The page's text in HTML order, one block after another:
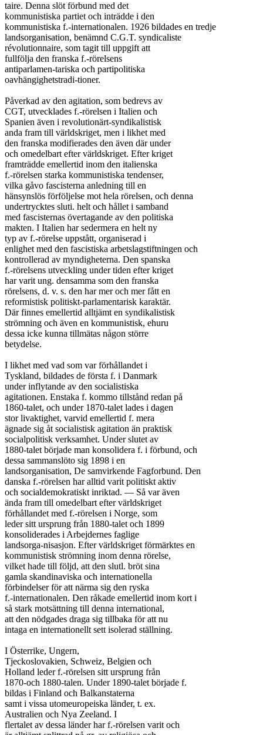
taire. Denna slöt förbund med det
kommunistiska partiet och inträdde i den
kommunistiska f.-internationalen. 1926 bildades en tredje
landsorganisation, benämnd C.G.T. syndicaliste
révolutionnaire, som tagit till uppgift att
fullfölja den franska f.-rörelsens
antiparlamen-tariska och partipolitiska
oavhängighetstradi-tioner.
Påverkad av den agitation, som bedrevs av
CGT, utvecklades f.-rörelsen i Italien och
Spanien även i revolutionärt-syndikalistisk
anda fram till världskriget, men i likhet med
den franska modifierades den även där under
och omedelbart efter världskriget. Efter kriget
framträdde emellertid inom den italienska
f.-rörelsen starka kommunistiska tendenser,
vilka gåvo fascisterna anledning till en
hänsynslös förföljelse mot hela rörelsen, och denna
undertrycktes sluti. helt och hållet i samband
med fascisternas övertagande av den politiska
makten. I Italien har sedermera en helt ny
typ av f.-rörelse uppstått, organiserad i
enlighet med den fascistiska arbetslagstiftningen och
kontrollerad av myndigheterna. Den spanska
f.-rörelsens utveckling under tiden efter kriget
har varit ung. densamma som den franska
rörelsens, d. v. s. den har mer och mer fått en
reformistisk politiskt-parlamentarisk karaktär.
Där finnes emellertid alltjämt en syndikalistisk
strömning och även en kommunistisk, ehuru
dessa icke kunna tillmätas någon större
betydelse.
I likhet med vad som var förhållandet i
Tyskland, bildades de första f. i Danmark
under inflytande av den socialistiska
agitationen. Enstaka f. kommo tillstånd redan på
1860-talet, och under 1870-talet lades i dagen
stor livaktighet, varvid emellertid f. mera
ägnade sig åt socialistisk agitation än praktisk
socialpolitisk verksamhet. Under slutet av
1880-talet började man konsolidera f. i förbund, och
dessa sammanslöto sig 1898 i en
landsorganisation, De samvirkende Fagforbund. Den
danska f.-rörelsen har alltid varit politiskt aktiv
och socialdemokratiskt inriktad. — Så var även
ända fram till omedelbart efter världskriget
förhållandet med f.-rörelsen i Norge, som
leder sitt ursprung från 1880-talet och 1899
konsoliderades i Arbejdernes faglige
landsorga-nisasjon. Efter världskriget förmärktes en
kommunistisk strömning inom denna rörelse,
vilket hade till följd, att den slutl. bröt sina
gamla skandinaviska och internationella
förbindelser för att närma sig den ryska
f.-internationalen. Den råkade emellertid inom kort i
så stark motsättning till denna international,
att den nödgades draga sig tillbaka för att nu
intaga en internationellt sett isolerad ställning.
I Österrike, Ungern,
Tjeckoslovakien, Schweiz, Belgien och
Holland leder f.-rörelsen sitt ursprung från
1870-och 1880-talen. Under 1890-talet började f.
bildas i Finland och Balkanstaterna
samt i vissa utomeuropeiska länder, t. ex.
Australien och Nya Zeeland. I
flertalet av dessa länder har f.-rörelsen varit och